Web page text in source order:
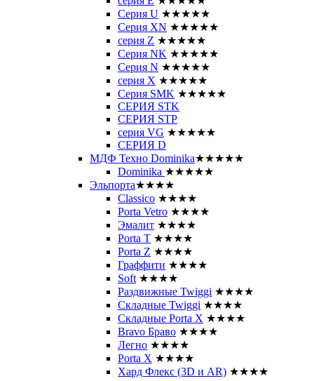
Серия U ★★★★★
Серия XN ★★★★★
серия Z ★★★★★
Серия NK ★★★★★
Серия N ★★★★★
серия X ★★★★★
Серия SMK ★★★★★
СЕРИЯ STK
СЕРИЯ STP
серия VG ★★★★★
СЕРИЯ D
МДФ Техно Dominika★★★★★
Dominika ★★★★★
Эльпорта★★★★
Classico ★★★★
Porta Vetro ★★★★
Эмалит ★★★★
Porta T ★★★★
Porta Z ★★★★
Граффити ★★★★
Soft ★★★★
Раздвижные Twiggi ★★★★
Складные Twiggi ★★★★
Складные Porta X ★★★★
Bravo Браво ★★★★
Легно ★★★★
Porta X ★★★★
Хард Флекс (3D и AR) ★★★★